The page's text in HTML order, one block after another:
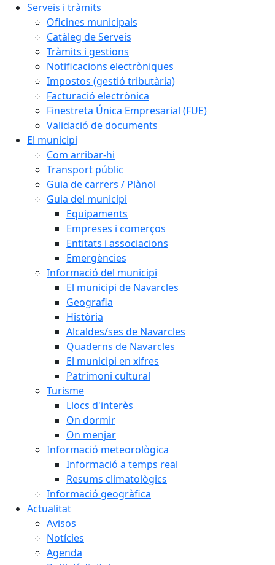
Serveis i tràmits
Oficines municipals
Catàleg de Serveis
Tràmits i gestions
Notificacions electròniques
Impostos (gestió tributària)
Facturació electrònica
Finestreta Única Empresarial (FUE)
Validació de documents
El municipi
Com arribar-hi
Transport públic
Guia de carrers / Plànol
Guia del municipi
Equipaments
Empreses i comerços
Entitats i associacions
Emergències
Informació del municipi
El municipi de Navarcles
Geografia
Història
Alcaldes/ses de Navarcles
Quaderns de Navarcles
El municipi en xifres
Patrimoni cultural
Turisme
Llocs d'interès
On dormir
On menjar
Informació meteorològica
Informació a temps real
Resums climatològics
Informació geogràfica
Actualitat
Avisos
Notícies
Agenda